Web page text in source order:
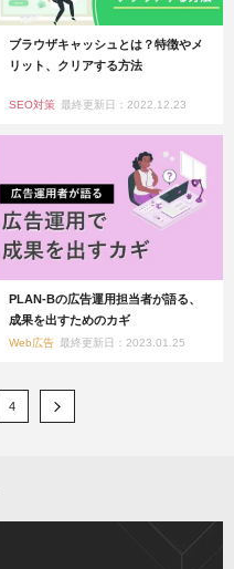
ブラウザキャッシュとは？特徴やメ
リット、クリアする方法
SEO対策 最終更新日：2022.12.23
PLAN-Bの広告運用担当者が語る、
成果を出すためのカギ
Web広告 最終更新日：2023.01.25
4